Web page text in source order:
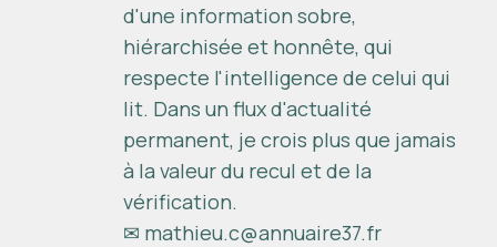
d'une information sobre,
hiérarchisée et honnête, qui
respecte l'intelligence de celui qui
lit. Dans un flux d'actualité
permanent, je crois plus que jamais
à la valeur du recul et de la
vérification.
✉ mathieu.c@annuaire37.fr